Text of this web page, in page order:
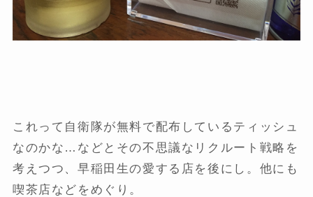
これって自衛隊が無料で配布しているティッシュ
なのかな…などとその不思議なリクルート戦略を
考えつつ、早稲田生の愛する店を後にし。他にも
喫茶店などをめぐり。